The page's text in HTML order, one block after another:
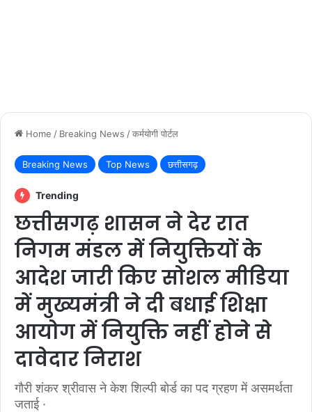
Home / Breaking News /कर्मयोगी पोर्टल
Breaking News Top News छत्तीसगढ़
Trending
छत्तीसगढ़ शासन ने देर रात
निगम मंडल में नियुक्तियों के
आदेश जारी किए सोशल मीडिया
में मुख्यमंत्री ने दी बधाई शिक्षा
आयोग में नियुक्ति नहीं होने से
दावेदार निराश
गौरी शंकर श्रीवास ने केश शिल्पी बोर्ड का पद ग्रहण में असमर्थता
जताई ·